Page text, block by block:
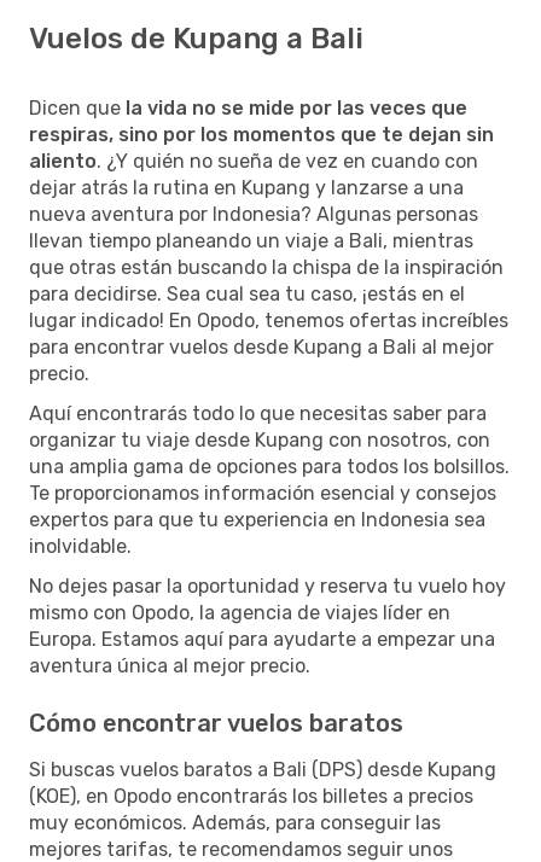
Vuelos de Kupang a Bali
Dicen que la vida no se mide por las veces que
respiras, sino por los momentos que te dejan sin
aliento. ¿Y quién no sueña de vez en cuando con
dejar atrás la rutina en Kupang y lanzarse a una
nueva aventura por Indonesia? Algunas personas
llevan tiempo planeando un viaje a Bali, mientras
que otras están buscando la chispa de la inspiración
para decidirse. Sea cual sea tu caso, ¡estás en el
lugar indicado! En Opodo, tenemos ofertas increíbles
para encontrar vuelos desde Kupang a Bali al mejor
precio.
Aquí encontrarás todo lo que necesitas saber para
organizar tu viaje desde Kupang con nosotros, con
una amplia gama de opciones para todos los bolsillos.
Te proporcionamos información esencial y consejos
expertos para que tu experiencia en Indonesia sea
inolvidable.
No dejes pasar la oportunidad y reserva tu vuelo hoy
mismo con Opodo, la agencia de viajes líder en
Europa. Estamos aquí para ayudarte a empezar una
aventura única al mejor precio.
Cómo encontrar vuelos baratos
Si buscas vuelos baratos a Bali (DPS) desde Kupang
(KOE), en Opodo encontrarás los billetes a precios
muy económicos. Además, para conseguir las
mejores tarifas, te recomendamos seguir unos